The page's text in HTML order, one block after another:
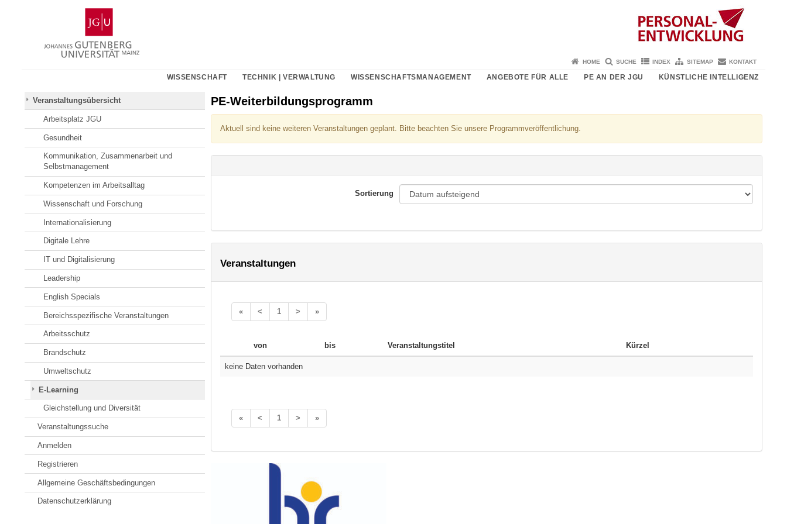
Gutenberg-
Universität
Mainz
HOME SUCHE INDEX SITEMAP KONTAKT
WISSENSCHAFT TECHNIK | VERWALTUNG WISSENSCHAFTSMANAGEMENT ANGEBOTE FÜR ALLE PE AN DER JGU KÜNSTLICHE INTELLIGENZ
Veranstaltungsübersicht
Arbeitsplatz JGU
Gesundheit
Kommunikation, Zusammenarbeit und
Selbstmanagement
Kompetenzen im Arbeitsalltag
Wissenschaft und Forschung
Internationalisierung
Digitale Lehre
IT und Digitalisierung
Leadership
English Specials
Bereichsspezifische Veranstaltungen
Arbeitsschutz
Brandschutz
Umweltschutz
E-Learning
Gleichstellung und Diversität
Veranstaltungssuche
Anmelden
Registrieren
Allgemeine Geschäftsbedingungen
Datenschutzerklärung
PE-Weiterbildungsprogramm
Aktuell sind keine weiteren Veranstaltungen geplant. Bitte beachten Sie unsere Programmveröffentlichung.
Sortierung
Veranstaltungen
« < 1 > »
von bis Veranstaltungstitel Kürzel
keine Daten vorhanden
« < 1 > »